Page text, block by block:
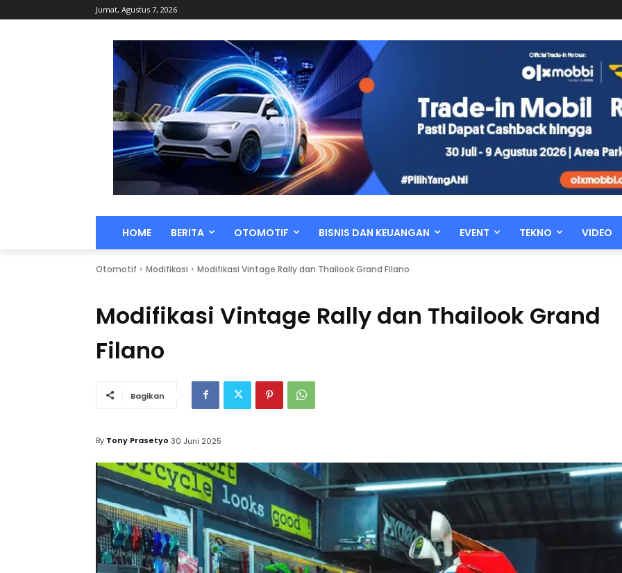
Jumat, Agustus 7, 2026
HOME BERITA OTOMOTIF BISNIS DAN KEUANGAN EVENT TEKNO VIDEO
Otomotif Modifikasi Modifikasi Vintage Rally dan Thailook Grand Filano
Modifikasi Vintage Rally dan Thailook Grand
Filano
Bagikan
By Tony Prasetyo 30 Juni 2025